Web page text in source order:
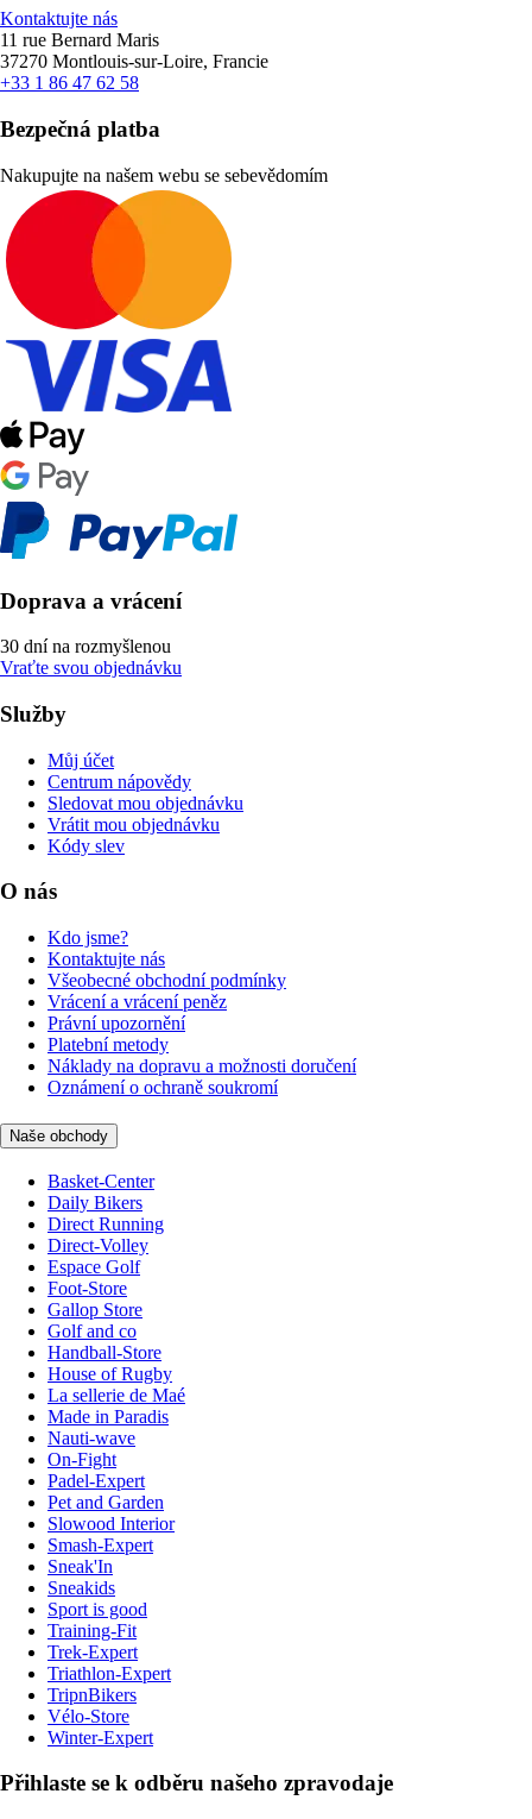
Kontaktujte nás
11 rue Bernard Maris
37270 Montlouis-sur-Loire, Francie
+33 1 86 47 62 58
Bezpečná platba
Nakupujte na našem webu se sebevědomím
Doprava a vrácení
30 dní na rozmyšlenou
Vraťte svou objednávku
Služby
Můj účet
Centrum nápovědy
Sledovat mou objednávku
Vrátit mou objednávku
Kódy slev
O nás
Kdo jsme?
Kontaktujte nás
Všeobecné obchodní podmínky
Vrácení a vrácení peněz
Právní upozornění
Platební metody
Náklady na dopravu a možnosti doručení
Oznámení o ochraně soukromí
Naše obchody
Basket-Center
Daily Bikers
Direct Running
Direct-Volley
Espace Golf
Foot-Store
Gallop Store
Golf and co
Handball-Store
House of Rugby
La sellerie de Maé
Made in Paradis
Nauti-wave
On-Fight
Padel-Expert
Pet and Garden
Slowood Interior
Smash-Expert
Sneak'In
Sneakids
Sport is good
Training-Fit
Trek-Expert
Triathlon-Expert
TripnBikers
Vélo-Store
Winter-Expert
Přihlaste se k odběru našeho zpravodaje